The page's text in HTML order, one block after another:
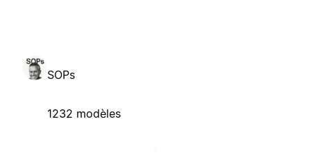
SOPs
1232 modèles